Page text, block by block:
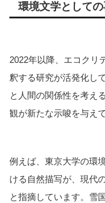
環境文学として
2022年以降、エコクリ
釈する研究が活発化し
と人間の関係性を考え
観が新たな示唆を与え
例えば、東京大学の環
ける自然描写が、現代
と指摘しています。雪